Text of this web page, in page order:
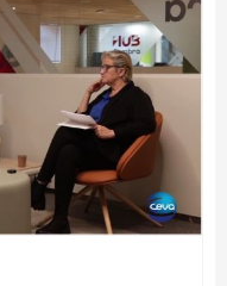
o Sistema